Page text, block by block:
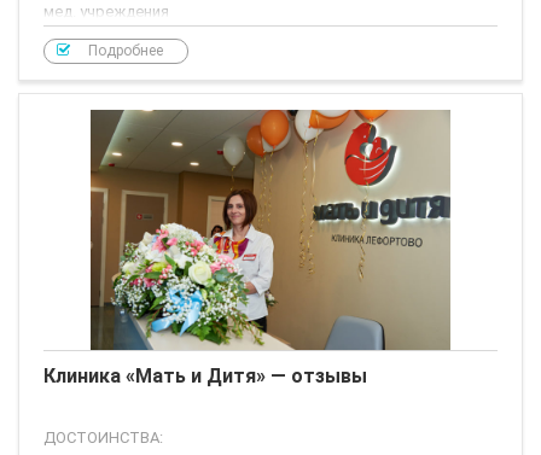
мед. учреждения
Аутогемотерапия- сложное слово, обозначающее
процедуру переливания собственной крови, взятой из вены
и введенной в собственную же ягодицу.
Лечебный эффект достигается
Показаний к применению достаточно много (в основном
проблемы с кожей), но все сводятся к повышению
иммунитета.
Подробнее
Клиника «Мать и Дитя» — отзывы
ДОСТОИНСТВА: